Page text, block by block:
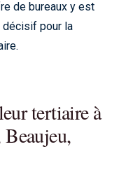
de bureaux y est
décisif pour la
tertiaire à